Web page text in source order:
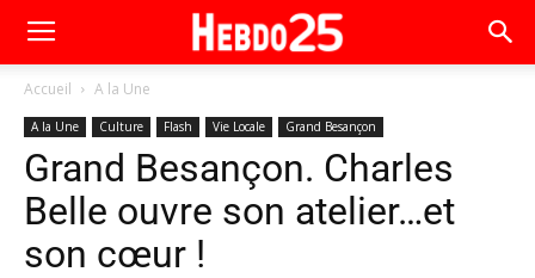
Accueil A la Une
A la Une Culture Flash Vie Locale Grand Besançon
Grand Besançon. Charles
Belle ouvre son atelier…et
son cœur !